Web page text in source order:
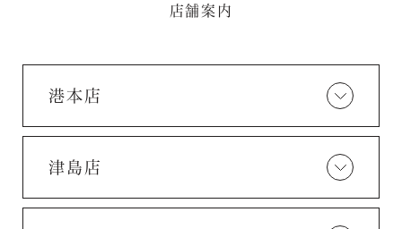
店舗案内
港本店
津島店